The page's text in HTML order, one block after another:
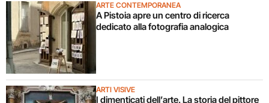
ARTE CONTEMPORANEA
A Pistoia apre un centro di ricerca
dedicato alla fotografia analogica
ARTI VISIVE
I dimenticati dell’arte. La storia del pittore